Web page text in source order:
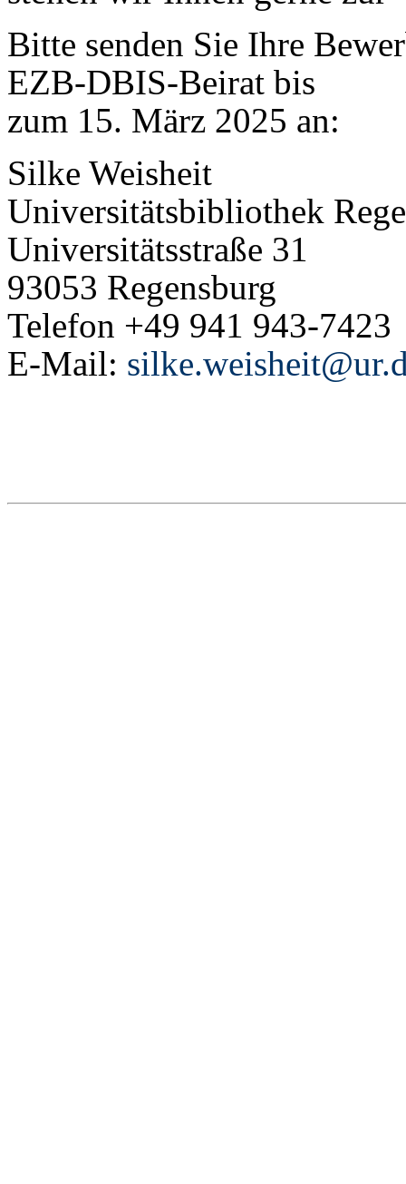
Bitte senden Sie Ihre
EZB-DBIS-Beirat bis
zum 15. März 2025 an:
Silke Weisheit
Universitätsbibliothek
Universitätsstraße 31
93053 Regensburg
Telefon +49 941 943-7423
E-Mail: